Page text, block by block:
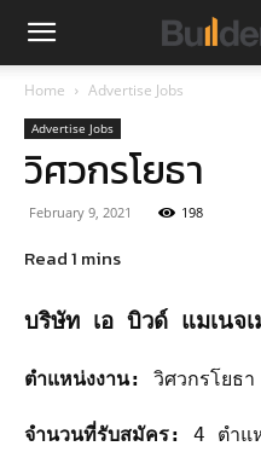
Home Advertise Jobs
Advertise Jobs
วิศวกรโยธา
February 9, 2021 198
บริษัท เอ บิวด์ แมเนจ
ตำแหน่งงาน: วิศวกรโยธา
จำนวนที่รับสมัคร: 4 ตำแ